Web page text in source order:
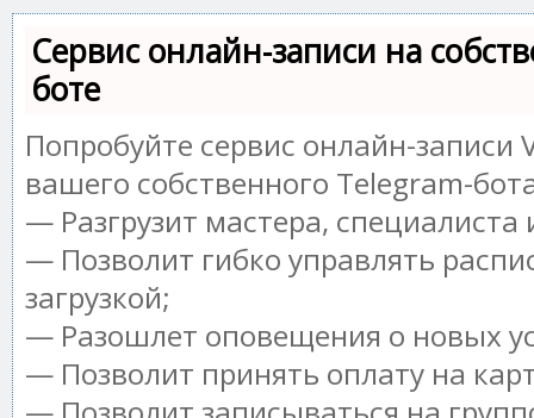
Сервис онлайн-записи на
боте
Попробуйте сервис онлайн-записи
вашего собственного Telegram-
— Разгрузит мастера,
— Позволит гибко управлять
загрузкой;
— Разошлет оповещения о новых
— Позволит принять оплату на